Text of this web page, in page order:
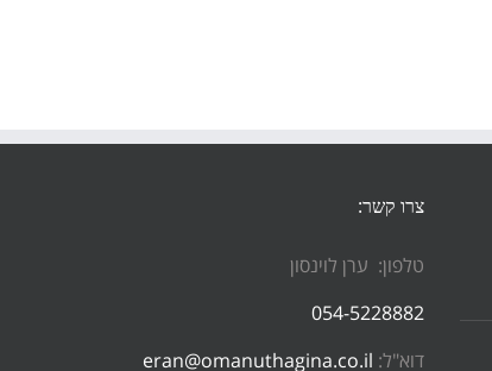
צרו קשר:
טלפון: ערן לוינסון
054-5228882
דוא"ל: eran@omanuthagina.co.il